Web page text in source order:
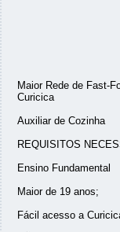
Maior Rede de Fast-
Curicica
Auxiliar de Cozinha
REQUISITOS
Ensino Fundamental
Maior de 19 anos;
Fácil acesso a